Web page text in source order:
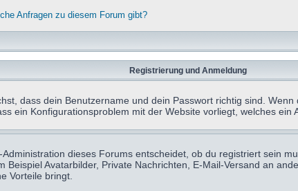
Anfragen zu diesem Forum gibt?
Registrierung und Anmeldung
dass dein Benutzername und dein Passwort richtig sind.
ein Konfigurationsproblem mit der Website vorliegt, welches ein
dieses Forums entscheidet, ob du registriert sein
Avatarbilder, Private Nachrichten, E-Mail-Versand an
Vorteile bringt.